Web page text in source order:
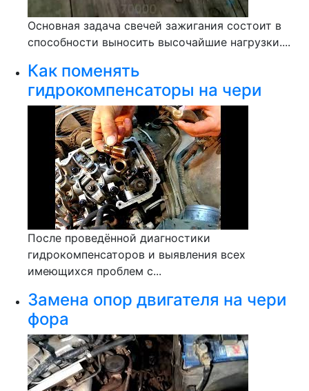
Основная задача свечей зажигания состоит в
способности выносить высочайшие нагрузки....
Как поменять
гидрокомпенсаторы на чери
После проведённой диагностики
гидрокомпенсаторов и выявления всех
имеющихся проблем с...
Замена опор двигателя на чери
фора